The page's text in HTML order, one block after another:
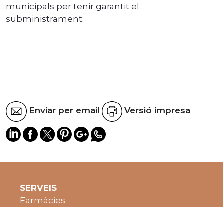
municipals per tenir garantit el
subministrament.
Enviar per email Versió impresa
SERVEIS
Farmàcies